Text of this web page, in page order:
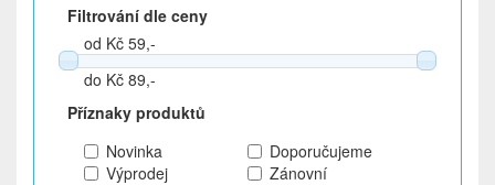
Filtrování dle ceny
od Kč 59,-
do Kč 89,-
Příznaky produktů
Novinka
Doporučujeme
Výprodej
Zánovní